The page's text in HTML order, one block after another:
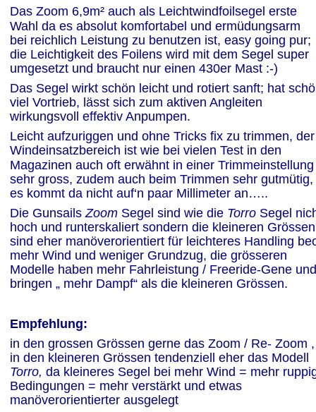
Das Zoom 6,9m² auch als Leichtwindfoilsegel erste
Wahl da es absolut komfortabel und ermüdungsarm
bei reichlich Leistung zu benutzen ist, easy going pur;
die Leichtigkeit des Foilens wird mit dem Segel super
umgesetzt und braucht nur einen 430er Mast :-)
Das Segel wirkt schön leicht und rotiert sanft; hat
viel Vortrieb, lässt sich zum aktiven Angleiten
wirkungsvoll effektiv Anpumpen.
Leicht aufzuriggen und ohne Tricks fix zu trimmen,
Windeinsatzbereich ist wie bei vielen Test in den
Magazinen auch oft erwähnt in einer
sehr gross, zudem auch beim Trimmen sehr gutmütig,
es kommt da nicht auf‘n paar Millimeter an…..
Die Gunsails Zoom Segel sind wie die Torro Segel
hoch und runterskaliert sondern die kleineren
sind eher manöverorientiert für leichteres Handling
mehr Wind und weniger Grundzug, die grösseren
Modelle haben mehr Fahrleistung / Freeride-Gene
bringen „ mehr Dampf“ als die kleineren Grössen.
Empfehlung:
in den grossen Grössen gerne das Zoom / Re- Zoom
in den kleineren Grössen tendenziell eher das Modell
Torro, da kleineres Segel bei mehr Wind = mehr
Bedingungen = mehr verstärkt und etwas
manöverorientierter ausgelegt